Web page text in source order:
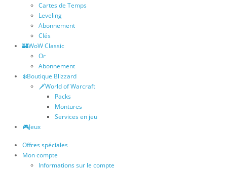
Cartes de Temps
Leveling
Abonnement
Clés
🏰WoW Classic
Or
Abonnement
❄️Boutique Blizzard
🗡️World of Warcraft
Packs
Montures
Services en jeu
🎮Jeux
Offres spéciales
Mon compte
Informations sur le compte